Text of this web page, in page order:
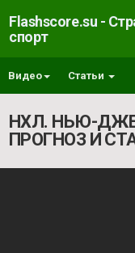
Flashscore.su -
спорт
Видео Статьи
НХЛ. НЬЮ-
ПРОГНОЗ И